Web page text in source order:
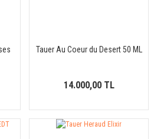
Tauer Au Coeur du Desert 50 ML
14.000,00 TL